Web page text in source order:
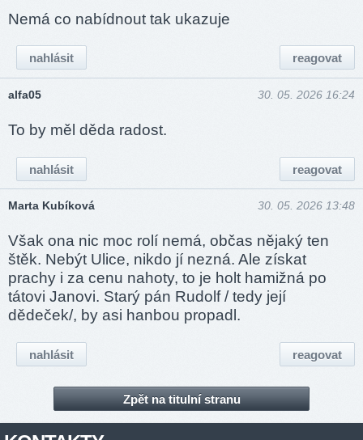
Nemá co nabídnout tak ukazuje
reagovat
nahlásit
alfa05 30. 05. 2026 16:24
To by měl děda radost.
reagovat
nahlásit
Marta Kubíková 30. 05. 2026 13:48
Však ona nic moc rolí nemá, občas nějaký ten
štěk. Nebýt Ulice, nikdo jí nezná. Ale získat
prachy i za cenu nahoty, to je holt hamižná po
tátovi Janovi. Starý pán Rudolf / tedy její
dědeček/, by asi hanbou propadl.
reagovat
nahlásit
Zpět na titulní stranu